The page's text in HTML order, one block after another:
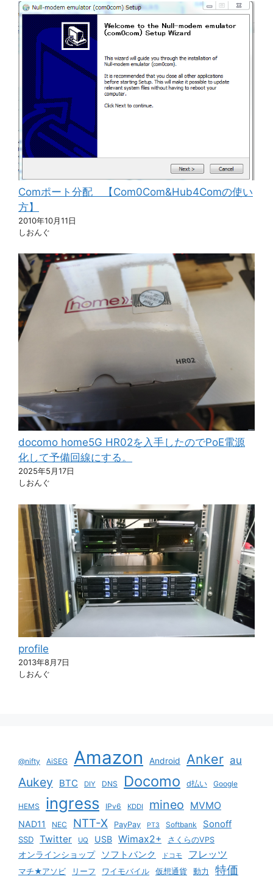
Comポート分配 【Com0Com&Hub4Comの使い
方】
2010年10月11日
しおんぐ
docomo home5G HR02を入手したのでPoE電源
化して予備回線にする。
2025年5月17日
しおんぐ
profile
2013年8月7日
しおんぐ
@nifty AiSEG Amazon Android Anker au
Aukey BTC DIY DNS Docomo d払い Google
HEMS ingress IPv6 KDDI mineo MVMO
NAD11 NEC NTT-X PayPay PT3 Softbank Sonoff
SSD Twitter UQ USB Wimax2+ さくらのVPS
オンラインショップ ソフトバンク ドコモ フレッツ
マチ★アソビ リーフ ワイモバイル 仮想通貨 動力 特価